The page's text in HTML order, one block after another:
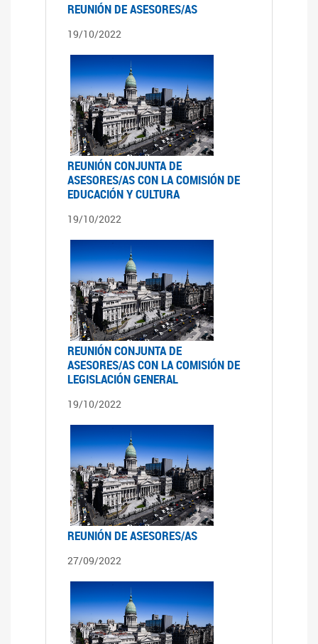
REUNIÓN DE ASESORES/AS
19/10/2022
REUNIÓN CONJUNTA DE
ASESORES/AS CON LA COMISIÓN DE
EDUCACIÓN Y CULTURA
19/10/2022
REUNIÓN CONJUNTA DE
ASESORES/AS CON LA COMISIÓN DE
LEGISLACIÓN GENERAL
19/10/2022
REUNIÓN DE ASESORES/AS
27/09/2022